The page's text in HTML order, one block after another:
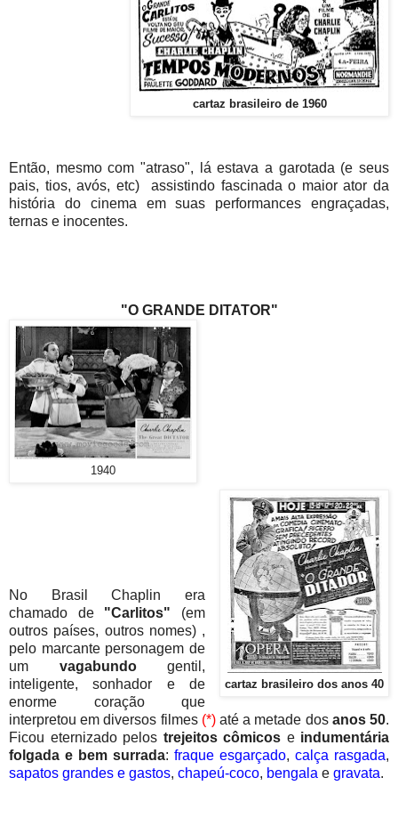
cartaz brasileiro de 1960
Então, mesmo com "atraso", lá estava a garotada (e seus
pais, tios, avós, etc) assistindo fascinada o maior ator da
história do cinema em suas performances engraçadas,
ternas e inocentes.
"O GRANDE DITATOR"
1940
cartaz brasileiro dos anos 40
No Brasil Chaplin era
chamado de "Carlitos" (em
outros países, outros nomes) ,
pelo marcante personagem de
um vagabundogentil,
inteligente, sonhador e de
enorme coração que
interpretou em diversos filmes (*)até a metade dos anos 50.
Ficou eternizado pelos trejeitos cômicos e indumentária
folgada e bem surrada: fraque esgarçado, calça rasgada,
sapatos grandes e gastos, chapeú-coco, bengala e gravata.